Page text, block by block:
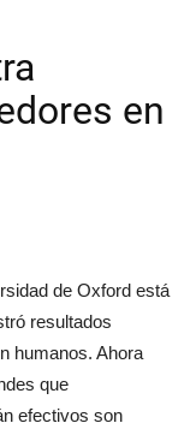
en
de Oxford está
resultados
humanos. Ahora
que
efectivos son